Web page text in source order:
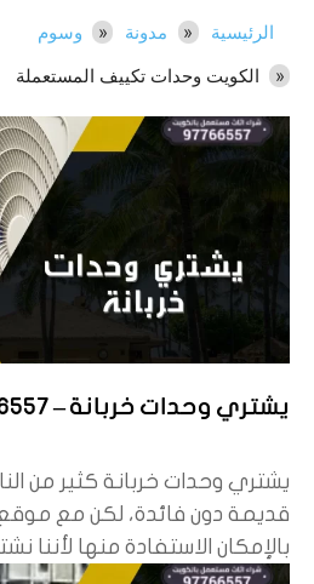
الرئيسية مدونة
وسوم
الكويت وحدات تكييف المستعملة
يشتري وحدات خربانة – 97766557 ابو حسين
يشتري وحدات خربانة كثير من
قديمة دون فائدة، لكن مع
بالإمكان الاستفادة منها لأننا